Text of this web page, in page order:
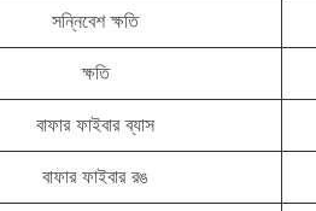
সন্নিবেশ ক্ষতি
ক্ষতি
বাফার ফাইবার ব্যাস
বাফার ফাইবার রঙ